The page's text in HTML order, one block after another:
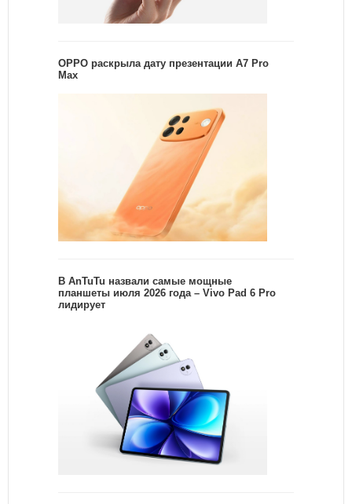
OPPO раскрыла дату презентации A7 Pro
Max
В AnTuTu назвали самые мощные
планшеты июля 2026 года – Vivo Pad 6 Pro
лидирует